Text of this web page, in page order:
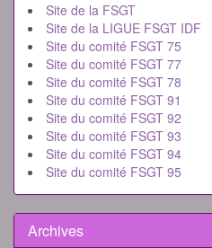
Site de la FSGT
Site de la LIGUE FSGT IDF
Site du comité FSGT 75
Site du comité FSGT 77
Site du comité FSGT 78
Site du comité FSGT 91
Site du comité FSGT 92
Site du comité FSGT 93
Site du comité FSGT 94
Site du comité FSGT 95
Archives